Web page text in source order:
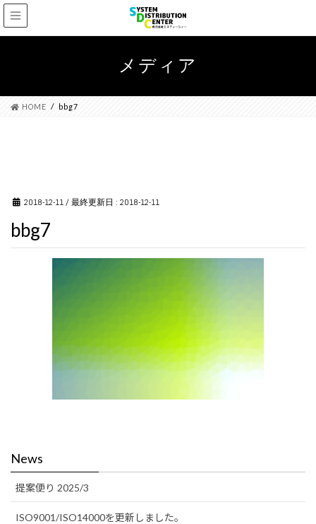
メディア
HOME bbg7
2018-12-11/ 最終更新日 : 2018-12-11
bbg7
News
提案便り 2025/3
ISO9001/ISO14000を更新しました。